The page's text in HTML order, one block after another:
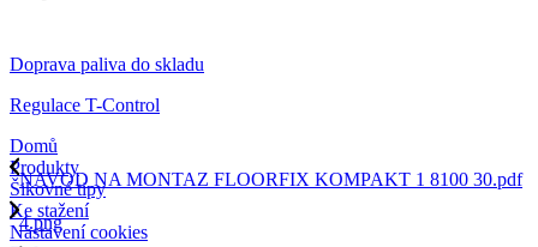
Doprava paliva do skladu
Regulace T-Control
Domů
Produkty
Šikovné tipy
Ke stažení
Nastavení cookies
NAVOD NA MONTAZ FLOORFIX KOMPAKT 1 8100 30.pdf
4.png